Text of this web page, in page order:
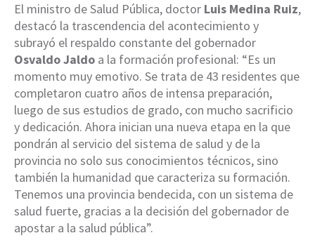
El ministro de Salud Pública, doctor Luis Medina Ruiz,
destacó la trascendencia del acontecimiento y
subrayó el respaldo constante del gobernador
Osvaldo Jaldo a la formación profesional: “Es un
momento muy emotivo. Se trata de 43 residentes que
completaron cuatro años de intensa preparación,
luego de sus estudios de grado, con mucho sacrificio
y dedicación. Ahora inician una nueva etapa en la que
pondrán al servicio del sistema de salud y de la
provincia no solo sus conocimientos técnicos, sino
también la humanidad que caracteriza su formación.
Tenemos una provincia bendecida, con un sistema de
salud fuerte, gracias a la decisión del gobernador de
apostar a la salud pública”.